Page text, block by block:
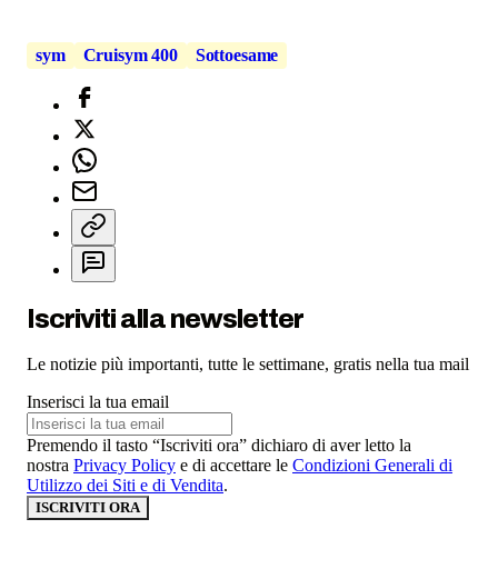
sym Cruisym 400 Sottoesame
Iscriviti alla newsletter
Le notizie più importanti, tutte le settimane, gratis nella tua mail
Inserisci la tua email
Premendo il tasto “Iscriviti ora” dichiaro di aver letto la
nostra Privacy Policy e di accettare le Condizioni Generali di
Utilizzo dei Siti e di Vendita.
ISCRIVITI ORA